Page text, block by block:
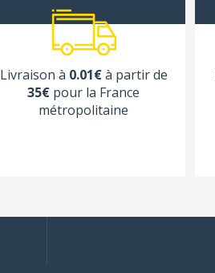
Livraison à 0.01€à partir de
35€ pour la France
métropolitaine